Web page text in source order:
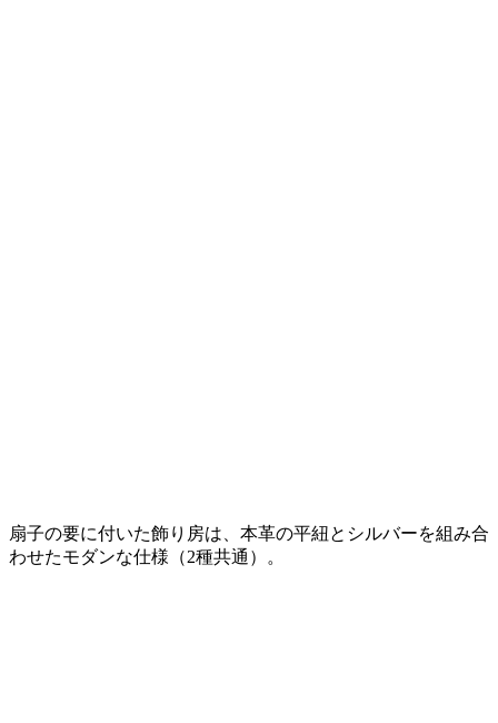
扇子の要に付いた飾り房は、本革の平紐とシルバーを組み合
わせたモダンな仕様（2種共通）。